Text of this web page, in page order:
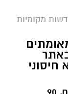
מקומיות
3 חולים מאומתים
חיסוני